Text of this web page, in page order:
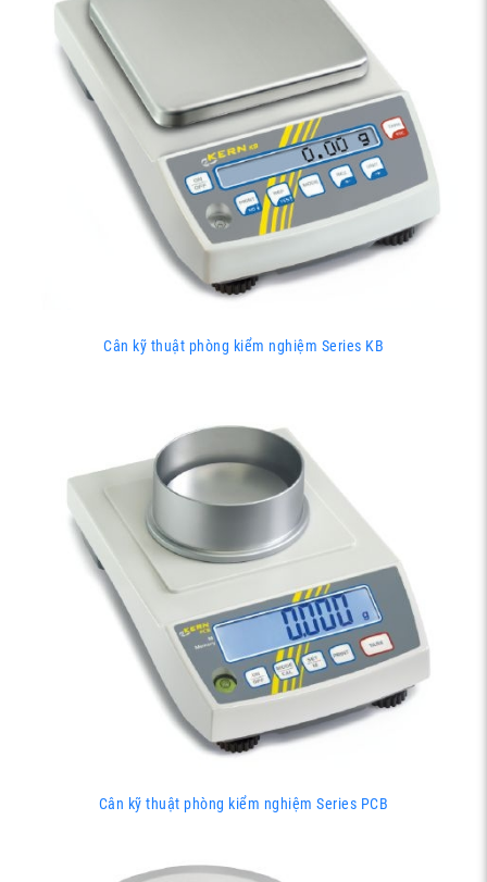
Cân kỹ thuật phòng kiểm nghiệm Series KB
Cân kỹ thuật phòng kiểm nghiệm Series PCB